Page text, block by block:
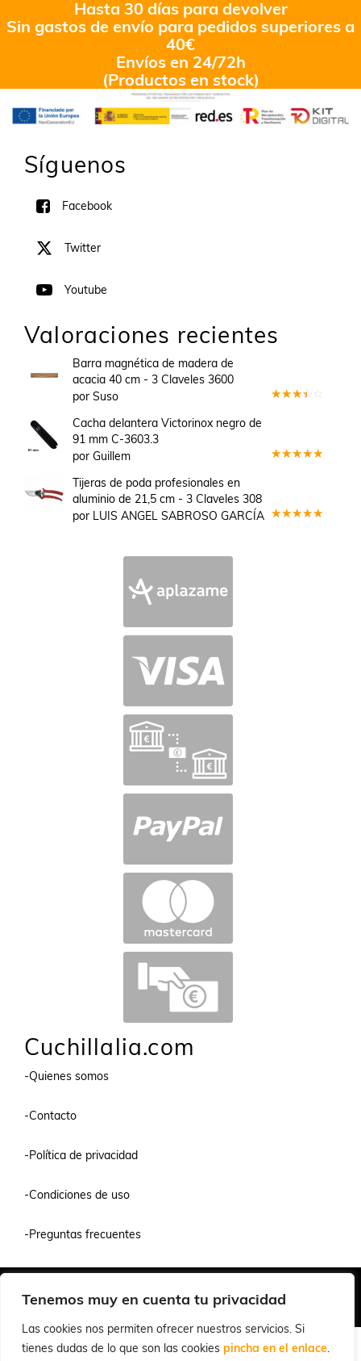
Tenemos muy en cuenta tu privacidad
Las cookies nos permiten ofrecer nuestros servicios. Si
tienes dudas de lo que son las cookies pincha en el enlace.
Hasta 30 días para devolver
Sin gastos de envío para pedidos superiores a
40€
Envíos en 24/72h
(Productos en stock)
Síguenos
Facebook
Twitter
Youtube
Valoraciones recientes
Barra magnética de madera de
acacia 40 cm - 3 Claveles 3600
por Suso
Cacha delantera Victorinox negro de
91 mm C-3603.3
por Guillem
Tijeras de poda profesionales en
aluminio de 21,5 cm - 3 Claveles 308
por LUIS ANGEL SABROSO GARCÍA
Cuchillalia.com
-Quienes somos
-Contacto
-Política de privacidad
-Condiciones de uso
-Preguntas frecuentes
© 2026 Cuchillalia.com